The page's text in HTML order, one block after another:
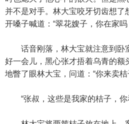
并不是对手。林大宝咬牙切齿想了
开嗓子喊道：“翠花嫂子，你在家
话音刚落，林大宝就注意到卧室
好一会儿，黑心张才捂着乌青的额
地瞥了眼林大宝，问道：“你来卖桔
“张叔，这些是我家的桔子，你